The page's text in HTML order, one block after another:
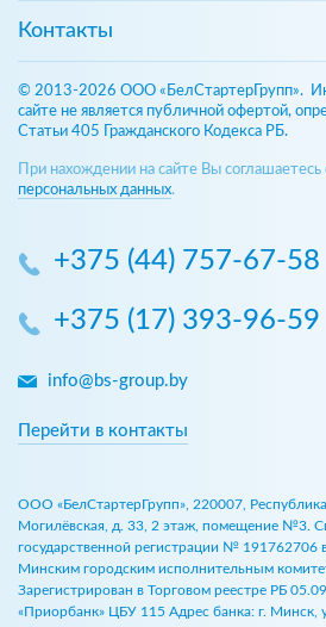
Контакты
© 2013-2026 ООО «БелСтартерГрупп».
сайте не является публичной офертой,
Статьи 405 Гражданского Кодекса РБ.
При нахождении на сайте Вы соглашаетесь
персональных данных.
+375 (44) 757-67-58
+375 (17) 393-96-59
info@bs-group.by
Перейти в контакты
ООО «БелСтартерГрупп», 220007,
Могилёвская, д. 33, 2 этаж, помещение №3.
государственной регистрации № 191762706
Минским городским исполнительным
Зарегистрирован в Торговом реестре РБ
«Приорбанк» ЦБУ 115 Адрес банка: г. Минск,